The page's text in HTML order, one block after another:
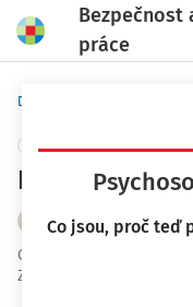
Bezpečnost
práce
Co jsou, proč teď
Domů
+ PŘIDAT VLASTNÍ
Pronájem
Mgr. Eva Svěrčinová
OaO ID
Zodpovězeno